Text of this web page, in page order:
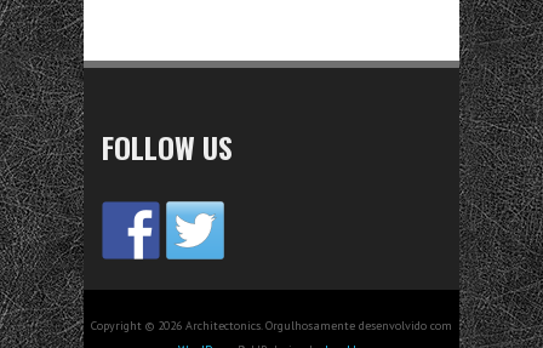
FOLLOW US
Copyright © 2026 Architectonics. Orgulhosamente desenvolvido com